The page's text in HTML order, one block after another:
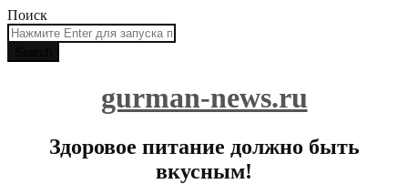
Поиск
gurman-news.ru
Здоровое питание должно быть
вкусным!